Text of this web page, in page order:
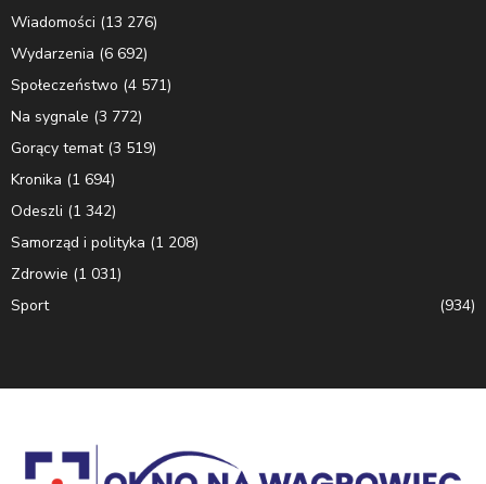
Wiadomości (13 276)
Wydarzenia (6 692)
Społeczeństwo (4 571)
Na sygnale (3 772)
Gorący temat(3 519)
Kronika (1 694)
Odeszli (1 342)
Samorząd i polityka (1 208)
Zdrowie (1 031)
Sport
(934)